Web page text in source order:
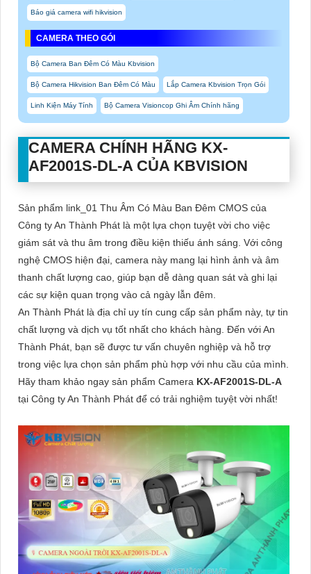
Báo giá camera wifi hikvision
CAMERA THEO GÓI
Bộ Camera Ban Đêm Có Màu Kbvision
Bộ Camera Hikvision Ban Đêm Có Màu Lắp Camera Kbvision Trọn Gói
Linh Kiện Máy Tính Bộ Camera Visioncop Ghi Âm Chính hãng
CAMERA CHÍNH HÃNG KX-
AF2001S-DL-A CỦA KBVISION
Sản phẩm link_01 Thu Âm Có Màu Ban Ðêm CMOS của
Công ty An Thành Phát là một lựa chọn tuyệt vời cho việc
giám sát và thu âm trong điều kiện thiếu ánh sáng. Với công
nghệ CMOS hiện đại, camera này mang lại hình ảnh và âm
thanh chất lượng cao, giúp bạn dễ dàng quan sát và ghi lại
các sự kiện quan trọng vào cả ngày lẫn đêm.
An Thành Phát là địa chỉ uy tín cung cấp sản phẩm này, tự tin
chất lượng và dịch vụ tốt nhất cho khách hàng. Đến với An
Thành Phát, bạn sẽ được tư vấn chuyên nghiệp và hỗ trợ
trong việc lựa chọn sản phẩm phù hợp với nhu cầu của mình.
Hãy tham khảo ngay sản phẩm Camera KX-AF2001S-DL-A
tại Công ty An Thành Phát để có trải nghiệm tuyệt vời nhất!